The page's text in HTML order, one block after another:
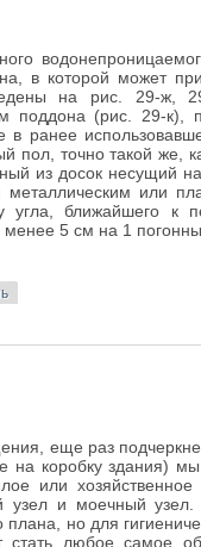
в которой может
на рис. 29-ж,
поддона (рис. 29-к),
ранее
пол, точно такой
из досок несущий
или
угла, ближайшего к
5 см на 1
еще раз
на коробку здания)
или
узел и моечный
плана, но для
любое самое